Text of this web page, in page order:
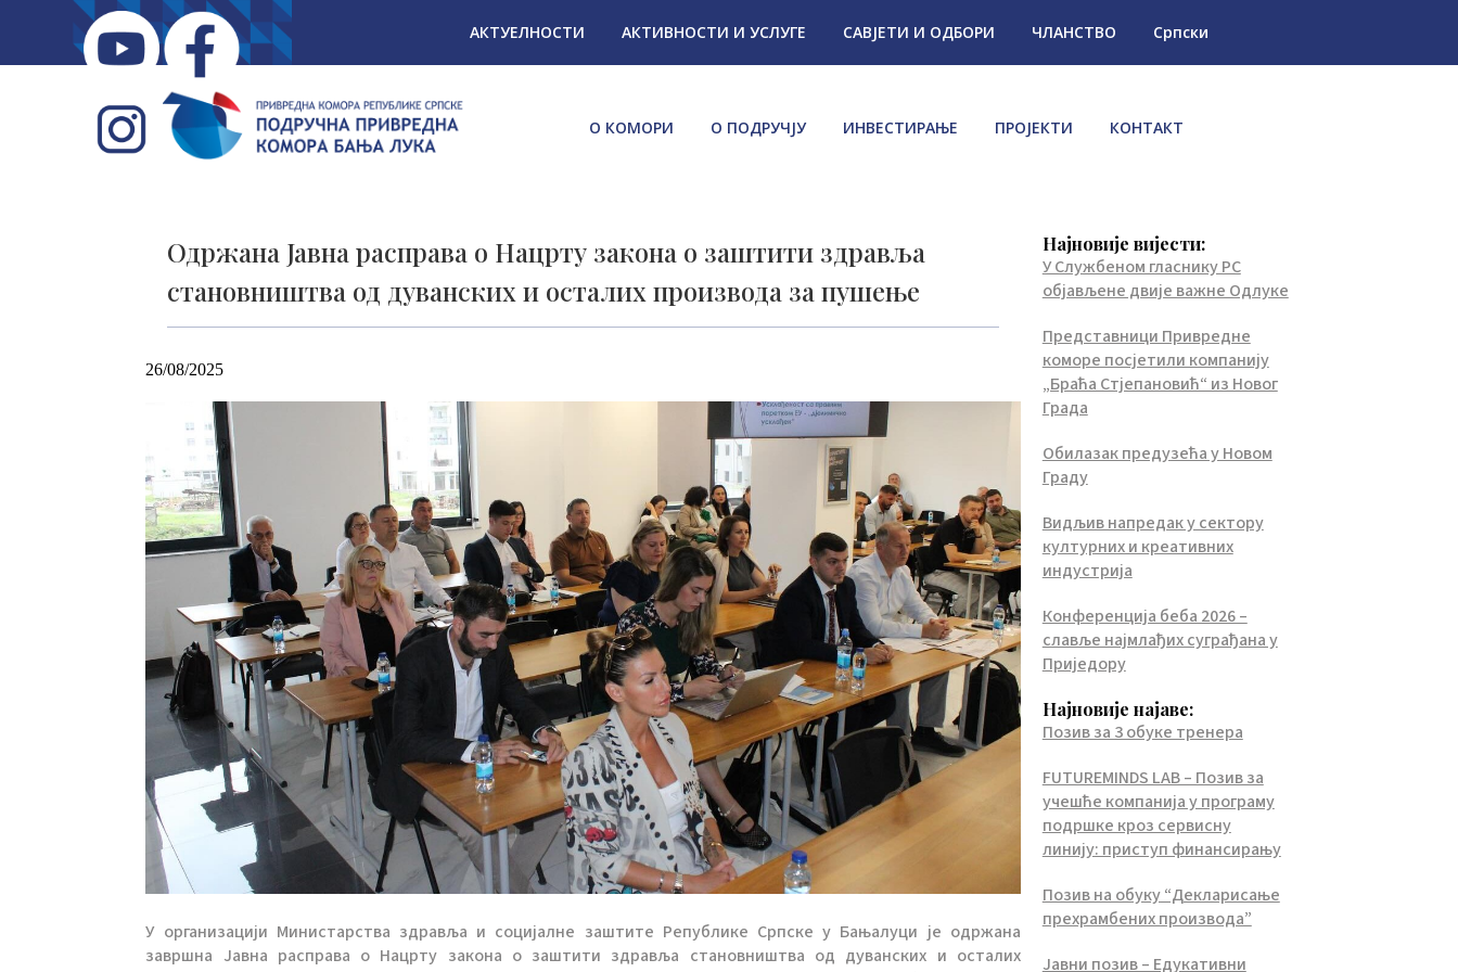
АКТУЕЛНОСТИ АКТИВНОСТИ И УСЛУГЕ САВЈЕТИ И ОДБОРИ ЧЛАНСТВО Српски
О КОМОРИ О ПОДРУЧЈУ ИНВЕСТИРАЊЕ ПРОЈЕКТИ КОНТАКТ
Одржана Јавна расправа о Нацрту закона о заштити здравља
становништва од дуванских и осталих производа за пушење
26/08/2025
У организацији Министарства здравља и социјалне заштите Републике Српске у Бањалуци је одржана
завршна Јавна расправа о Нацрту закона о заштити здравља становништва од дуванских и осталих
Најновије вијести:
У Службеном гласнику РС
објављене двије важне Одлуке
Представници Привредне
коморе посјетили компанију
„Браћа Стјепановић“ из Новог
Града
Обилазак предузећа у Новом
Граду
Видљив напредак у сектору
културних и креативних
индустрија
Конференција беба 2026 –
славље најмлађих суграђана у
Приједору
Најновије најаве:
Позив за 3 обуке тренера
FUTUREMINDS LAB – Позив за
учешће компанија у програму
подршке кроз сервисну
линију: приступ финансирању
Позив на обуку “Декларисање
прехрамбених производа”
Јавни позив – Едукативни